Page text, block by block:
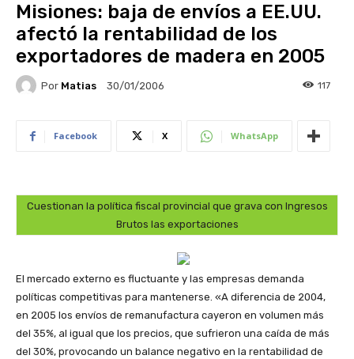
Misiones: baja de envíos a EE.UU.
afectó la rentabilidad de los
exportadores de madera en 2005
Por Matias 30/01/2006 117
Facebook X WhatsApp
Cuestionan la política fiscal provincial que grava con Ingresos
Brutos las exportaciones
El mercado externo es fluctuante y las empresas demanda
políticas competitivas para mantenerse. «A diferencia de 2004,
en 2005 los envíos de remanufactura cayeron en volumen más
del 35%, al igual que los precios, que sufrieron una caída de más
del 30%, provocando un balance negativo en la rentabilidad de